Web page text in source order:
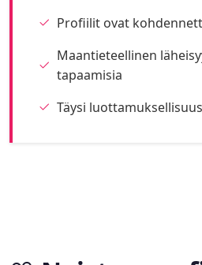
Profiilit ovat
Maantieteellinen
tapaamisia
Täysi